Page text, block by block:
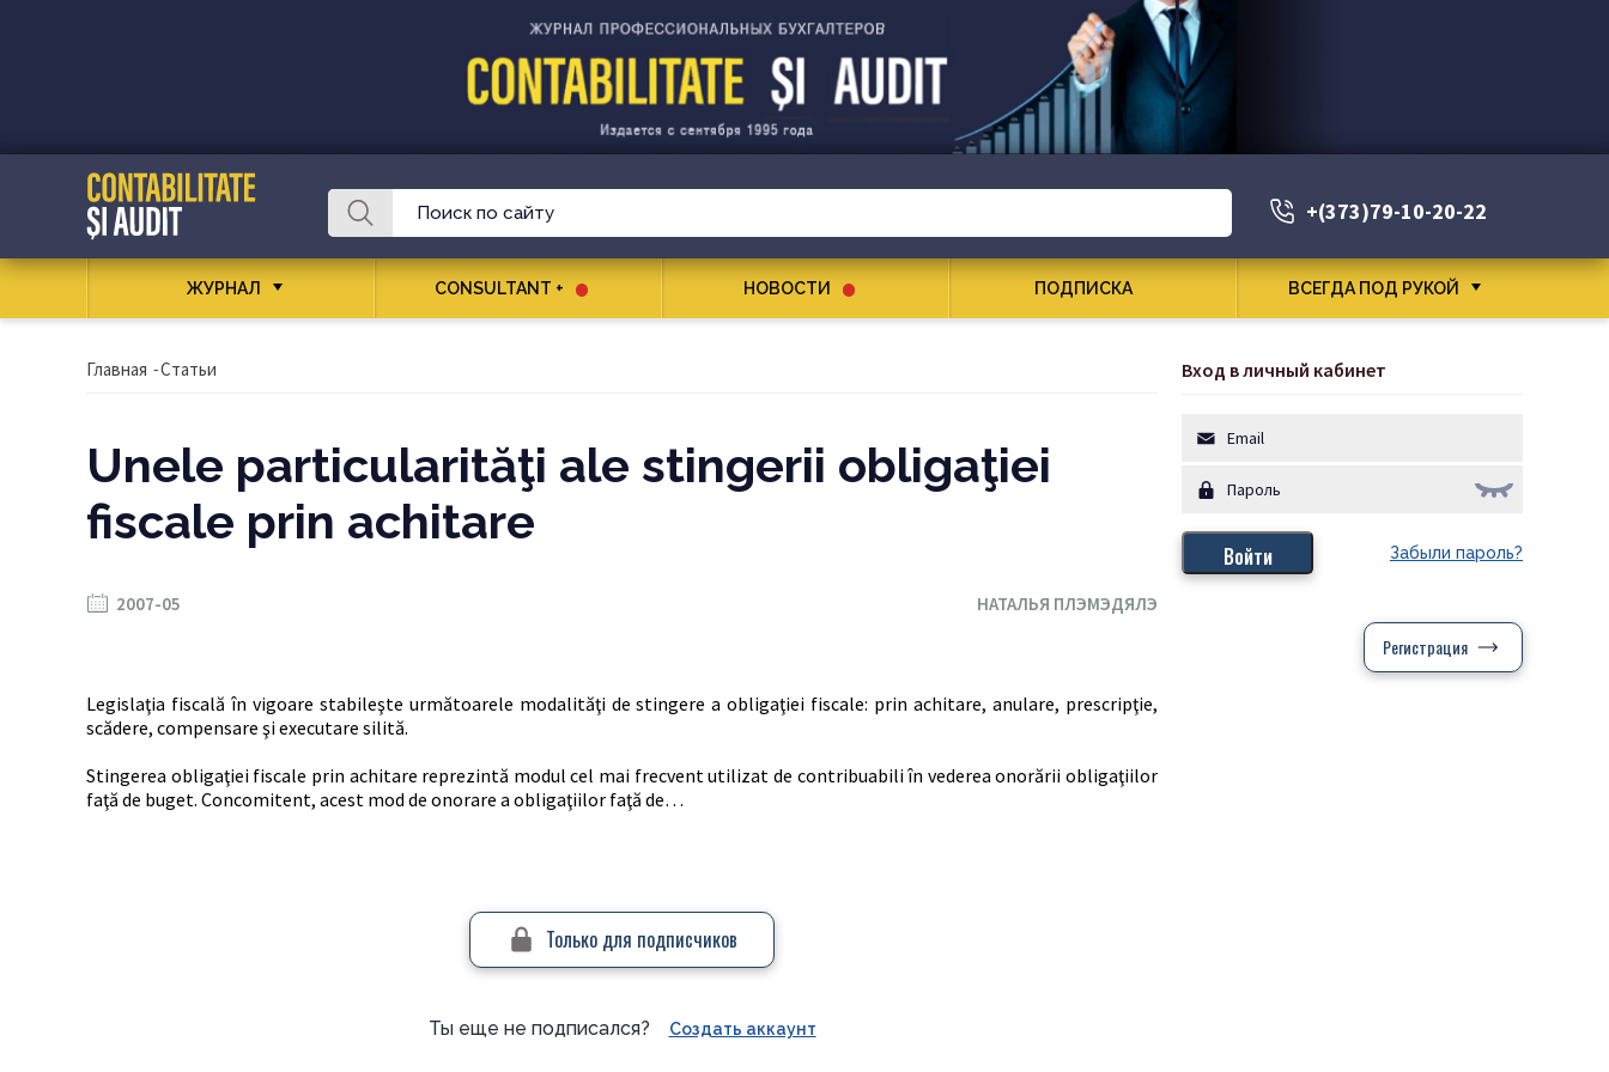
+(373)79-10-20-22
ЖУРНАЛ CONSULTANT + НОВОСТИ ПОДПИСКА ВСЕГДА ПОД РУКОЙ
Главная -Статьи
Unele particularităţi ale stingerii obligaţiei
fiscale prin achitare
2007-05 НАТАЛЬЯ ПЛЭМЭДЯЛЭ
Legislaţia fiscală în vigoare stabileşte următoarele modalităţi de stingere a obligaţiei fiscale: prin achitare, anulare, prescripţie,
scădere, compensare şi executare silită.
Stingerea obligaţiei fiscale prin achitare reprezintă modul cel mai frecvent utilizat de contribuabili în vederea onorării obligaţiilor
faţă de buget. Concomitent, acest mod de onorare a obligaţiilor faţă de…
Только для подписчиков
Ты еще не подписался? Создать аккаунт
Вход в личный кабинет
Забыли пароль?
Регистрация